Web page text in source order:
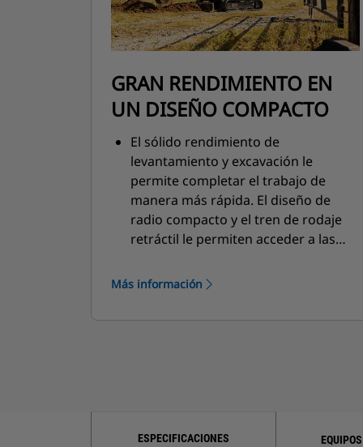
GRAN RENDIMIENTO EN
UN DISEÑO COMPACTO
El sólido rendimiento de
levantamiento y excavación le
permite completar el trabajo de
manera más rápida. El diseño de
radio compacto y el tren de rodaje
retráctil le permiten acceder a las
estas. Las opciones de posición libre
la hoja facilitan la limpieza.
Más información
ESPECIFICACIONES